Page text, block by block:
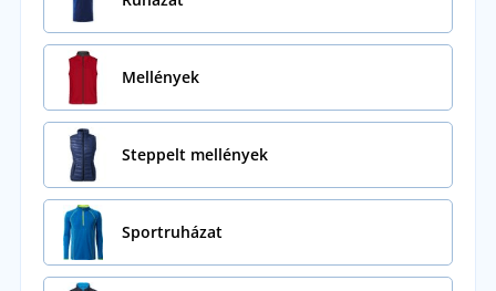
Mellények
Steppelt mellények
Sportruházat